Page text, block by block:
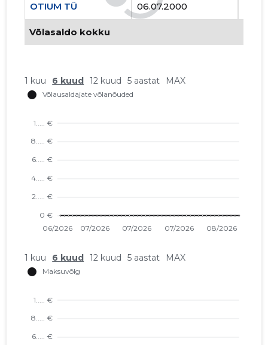
OTIUM TÜ 06.07.2000
Võlasaldo kokku
1 kuu 6 kuud 12 kuud 5 aastat MAX
1 kuu 6 kuud 12 kuud 5 aastat MAX